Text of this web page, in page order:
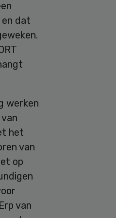
dat
werken
het
van
op
van